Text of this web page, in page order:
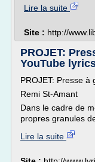
Lire la suite
Site : http://
PROJET:
YouTube
PROJET: Presse à
Remi St-Amant
Dans le cadre de
propres granules
Lire la suite